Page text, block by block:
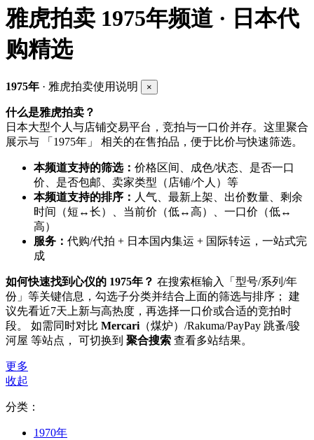
雅虎拍卖 1975年频道 · 日本代
购精选
1975年 · 雅虎拍卖使用说明 ×
什么是雅虎拍卖？
日本大型个人与店铺交易平台，竞拍与一口价并存。这里聚合
展示与 「1975年」 相关的在售拍品，便于比价与快速筛选。
本频道支持的筛选： 价格区间、成色/状态、是否一口
价、是否包邮、卖家类型（店铺/个人）等
本频道支持的排序： 人气、最新上架、出价数量、剩余
时间（短↔长）、当前价（低↔高）、一口价（低↔
高）
服务： 代购/代拍 + 日本国内集运 + 国际转运，一站式完
成
如何快速找到心仪的 1975年？ 在搜索框输入「型号/系列/年
份」等关键信息，勾选子分类并结合上面的筛选与排序； 建
议先看近7天上新与高热度，再选择一口价或合适的竞拍时
段。 如需同时对比 Mercari （煤炉）/Rakuma/PayPay 跳蚤/骏
河屋 等站点， 可切换到 聚合搜索 查看多站结果。
更多
收起
分类：
1970年